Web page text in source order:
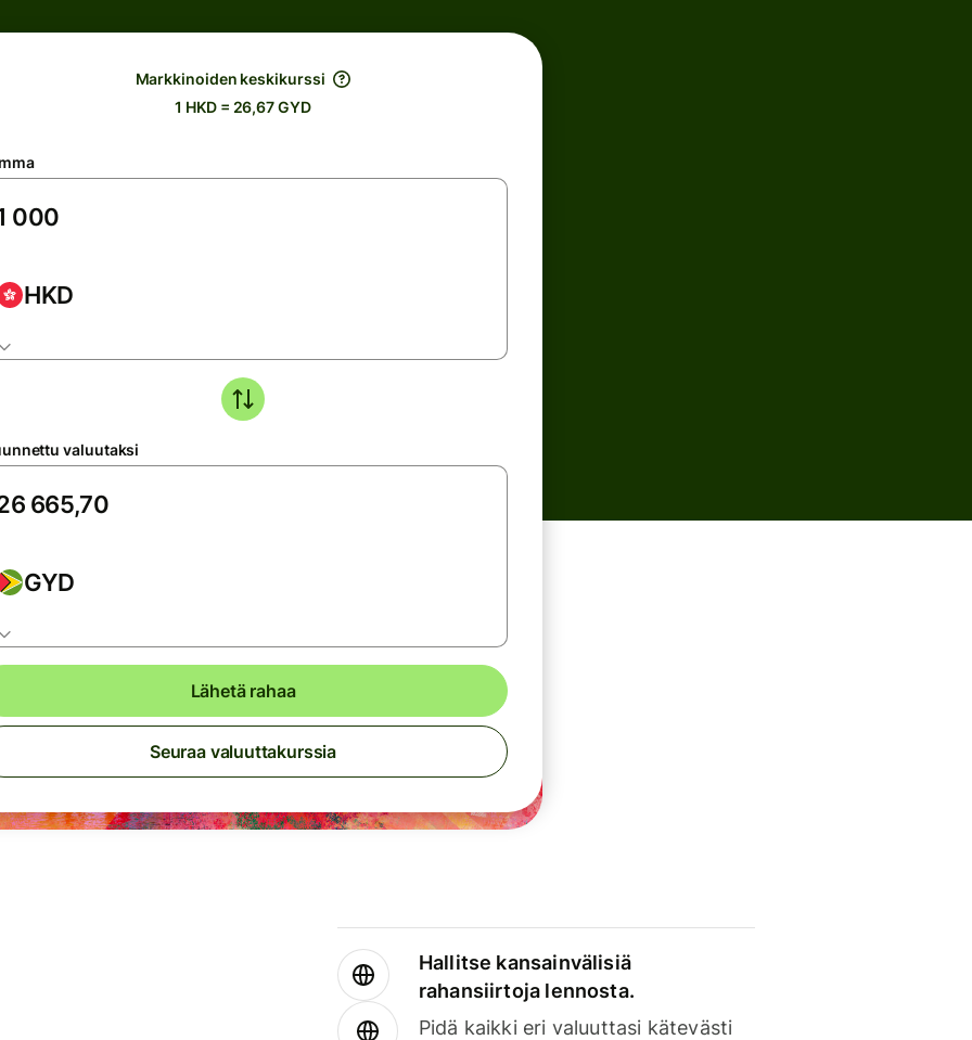
Markkinoiden keskikurssi
1 HKD = 26,67 GYD
HKD
valuutaksi
GYD
Lähetä rahaa
Seuraa valuuttakurssia
Hallitse kansainvälisiä
rahansiirtoja lennosta.
Pidä kaikki eri valuuttasi kätevästi